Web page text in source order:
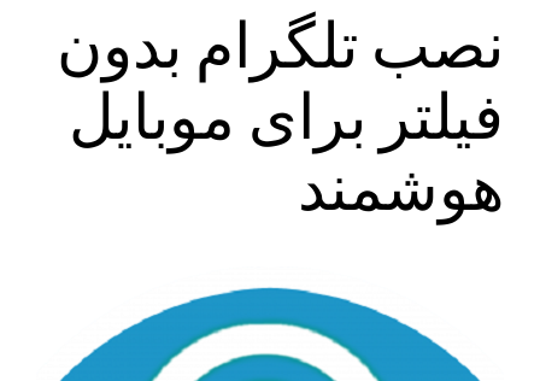
نصب تلگرام بدون
فیلتر برای موبایل
هوشمند